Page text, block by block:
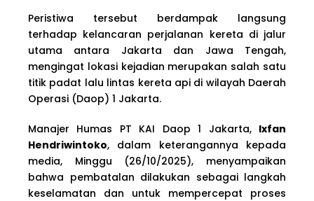
Peristiwa tersebut berdampak langsung
terhadap kelancaran perjalanan kereta di jalur
utama antara Jakarta dan Jawa Tengah,
mengingat lokasi kejadian merupakan salah satu
titik padat lalu lintas kereta api di wilayah Daerah
Operasi (Daop) 1 Jakarta.
Manajer Humas PT KAI Daop 1 Jakarta, Ixfan
Hendriwintoko, dalam keterangannya kepada
media, Minggu (26/10/2025), menyampaikan
bahwa pembatalan dilakukan sebagai langkah
keselamatan dan untuk mempercepat proses